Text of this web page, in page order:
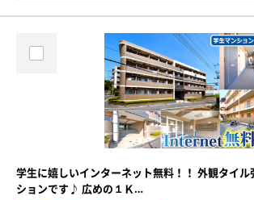
学生に嬉しいインターネット無料！！ 外観タイル
ションです♪ 広めの１Ｋ…